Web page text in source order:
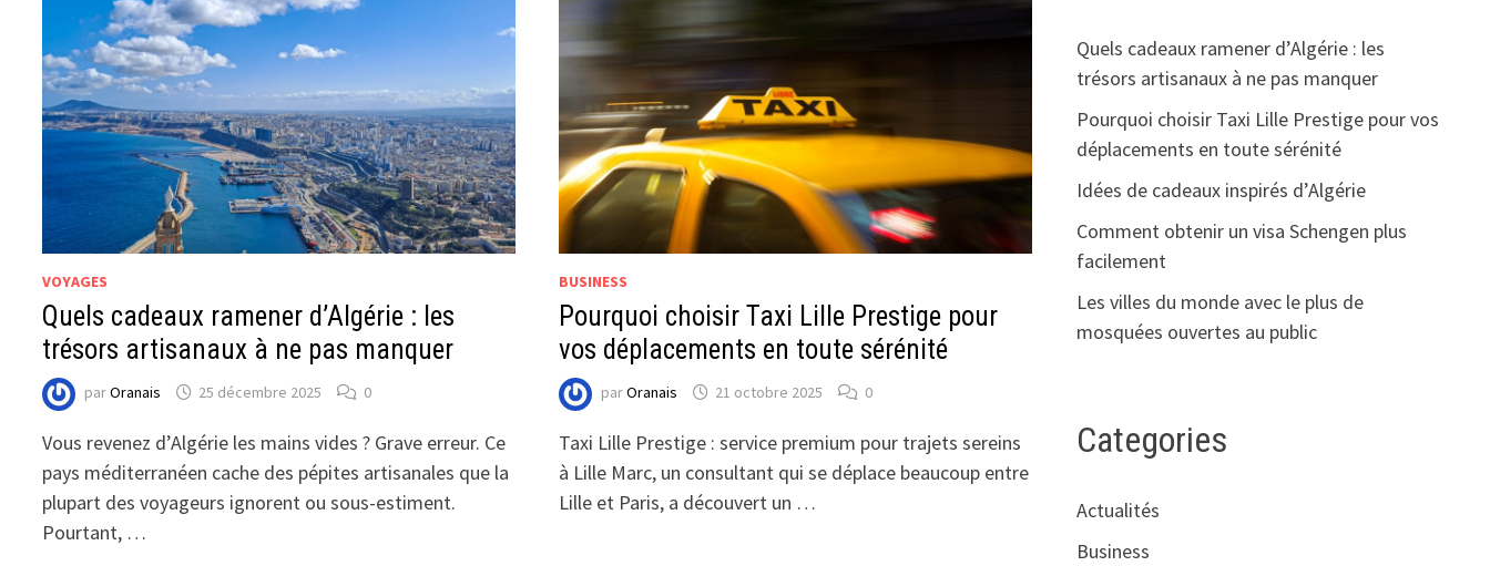
VOYAGES
Quels cadeaux ramener d’Algérie : les
trésors artisanaux à ne pas manquer
parOranais 25 décembre 2025 0
Vous revenez d’Algérie les mains vides ? Grave erreur. Ce
pays méditerranéen cache des pépites artisanales que la
plupart des voyageurs ignorent ou sous-estiment.
Pourtant, …
BUSINESS
Pourquoi choisir Taxi Lille Prestige pour
vos déplacements en toute sérénité
parOranais 21 octobre 2025 0
Taxi Lille Prestige : service premium pour trajets sereins
à Lille Marc, un consultant qui se déplace beaucoup entre
Lille et Paris, a découvert un …
Quels cadeaux ramener d’Algérie : les
trésors artisanaux à ne pas manquer
Pourquoi choisir Taxi Lille Prestige pour vos
déplacements en toute sérénité
Idées de cadeaux inspirés d’Algérie
Comment obtenir un visa Schengen plus
facilement
Les villes du monde avec le plus de
mosquées ouvertes au public
Categories
Actualités
Business